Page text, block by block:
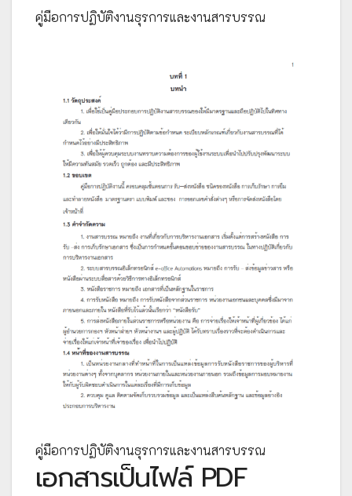
คู่มือการปฏิบัติงานธุรการและงานสารบรรณ
คู่มือการปฏิบัติงานธุรการและงานสารบรรณ
เอกสารเป็นไฟล์ PDF